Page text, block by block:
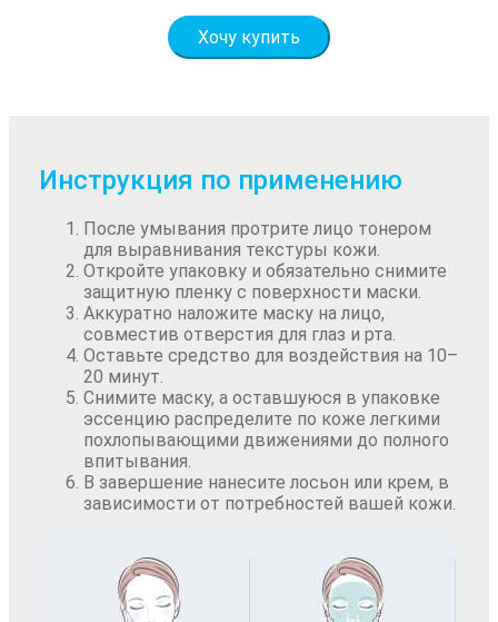
Хочу купить
Инструкция по применению
После умывания протрите лицо тонером
для выравнивания текстуры кожи.
Откройте упаковку и обязательно снимите
защитную пленку с поверхности маски.
Аккуратно наложите маску на лицо,
совместив отверстия для глаз и рта.
Оставьте средство для воздействия на 10–
20 минут.
Снимите маску, а оставшуюся в упаковке
эссенцию распределите по коже легкими
похлопывающими движениями до полного
впитывания.
В завершение нанесите лосьон или крем, в
зависимости от потребностей вашей кожи.